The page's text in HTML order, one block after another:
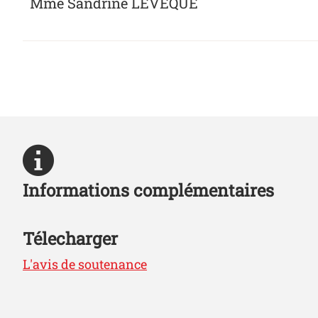
Informations complémentaires
Télecharger
L'avis de soutenance